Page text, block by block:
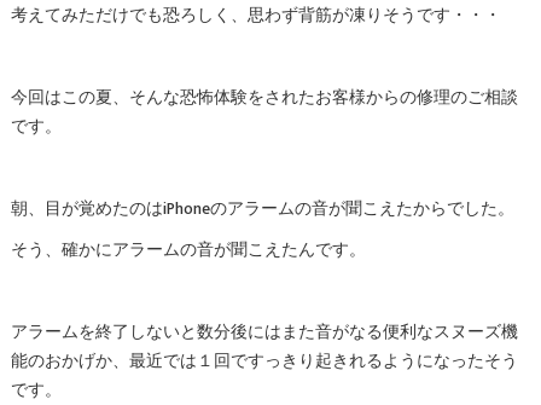
考えてみただけでも恐ろしく、思わず背筋が凍りそうです・・・
今回はこの夏、そんな恐怖体験をされたお客様からの修理のご相談
です。
朝、目が覚めたのはiPhoneのアラームの音が聞こえたからでした。
そう、確かにアラームの音が聞こえたんです。
アラームを終了しないと数分後にはまた音がなる便利なスヌーズ機
能のおかげか、最近では１回ですっきり起きれるようになったそう
です。